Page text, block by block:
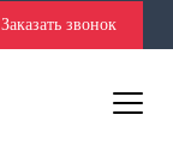
Заказать звонок